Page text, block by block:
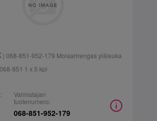
| 068-851-952-179 Molaarirengas yläleuka
851 1 x 5 kpl
Valmistajan
tuotenumero:
068-851-952-179